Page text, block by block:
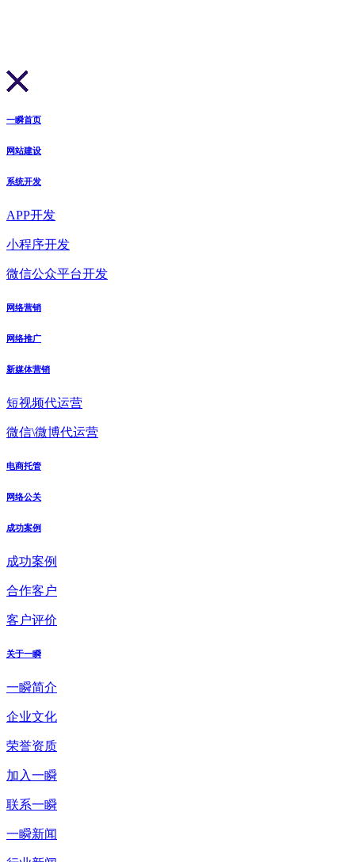
一瞬首页
网站建设
系统开发
APP开发
小程序开发
微信公众平台开发
网络营销
网络推广
新媒体营销
短视频代运营
微信\微博代运营
电商托管
网络公关
成功案例
成功案例
合作客户
客户评价
关于一瞬
一瞬简介
企业文化
荣誉资质
加入一瞬
联系一瞬
一瞬新闻